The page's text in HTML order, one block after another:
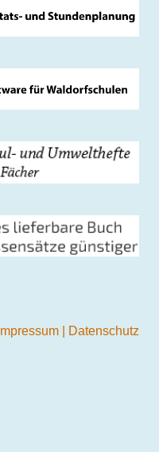
Impressum Datenschutz